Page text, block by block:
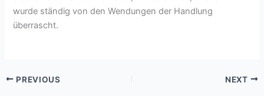
wurde ständig von den Wendungen der Handlung
überrascht.
PREVIOUS NEXT